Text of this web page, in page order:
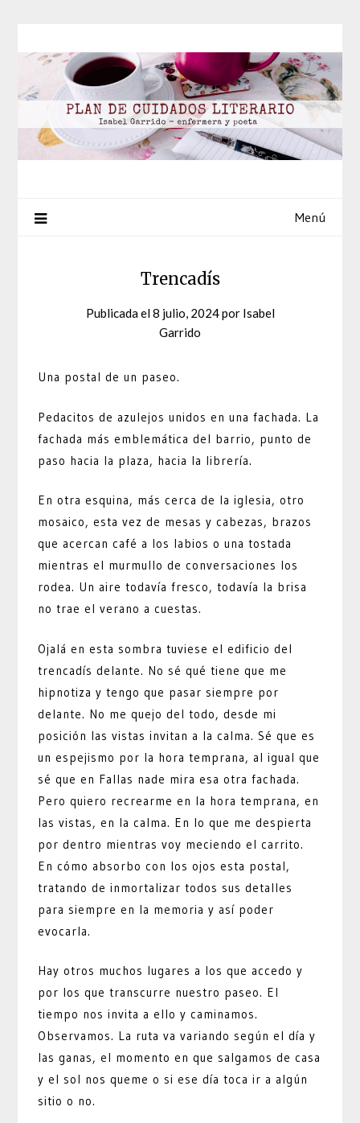
contenido
Menú
Trencadís
Publicada el8 julio, 2024por Isabel
Garrido
Una postal de un paseo.
Pedacitos de azulejos unidos en una fachada. La
fachada más emblemática del barrio, punto de
paso hacia la plaza, hacia la librería.
En otra esquina, más cerca de la iglesia, otro
mosaico, esta vez de mesas y cabezas, brazos
que acercan café a los labios o una tostada
mientras el murmullo de conversaciones los
rodea. Un aire todavía fresco, todavía la brisa
no trae el verano a cuestas.
Ojalá en esta sombra tuviese el edificio del
trencadís delante. No sé qué tiene que me
hipnotiza y tengo que pasar siempre por
delante. No me quejo del todo, desde mi
posición las vistas invitan a la calma. Sé que es
un espejismo por la hora temprana, al igual que
sé que en Fallas nade mira esa otra fachada.
Pero quiero recrearme en la hora temprana, en
las vistas, en la calma. En lo que me despierta
por dentro mientras voy meciendo el carrito.
En cómo absorbo con los ojos esta postal,
tratando de inmortalizar todos sus detalles
para siempre en la memoria y así poder
evocarla.
Hay otros muchos lugares a los que accedo y
por los que transcurre nuestro paseo. El
tiempo nos invita a ello y caminamos.
Observamos. La ruta va variando según el día y
las ganas, el momento en que salgamos de casa
y el sol nos queme o si ese día toca ir a algún
sitio o no.